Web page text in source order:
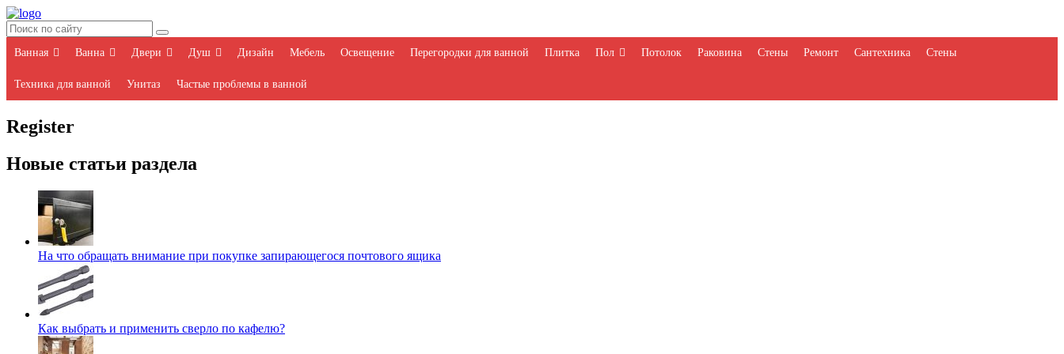
Ванная Ванна Двери Душ Дизайн Мебель Освещение Перегородки для ванной Плитка Пол Потолок Раковина Стены Ремонт Сантехника Стены
Техника для ванной Унитаз Частые проблемы в ванной
Register
Новые статьи раздела
На что обращать внимание при покупке запирающегося почтового ящика
Как выбрать и применить сверло по кафелю?